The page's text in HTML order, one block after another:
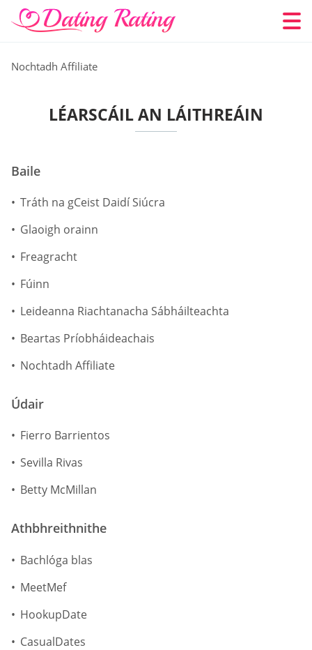
Nochtadh Affiliate
LÉARSCÁIL AN LÁITHREÁIN
Baile
Tráth na gCeist Daidí Siúcra
Glaoigh orainn
Freagracht
Fúinn
Leideanna Riachtanacha Sábháilteachta
Beartas Príobháideachais
Nochtadh Affiliate
Údair
Fierro Barrientos
Sevilla Rivas
Betty McMillan
Athbhreithnithe
Bachlóga blas
MeetMef
HookupDate
СasualDates